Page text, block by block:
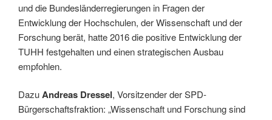
und die Bundesländerregierungen in Fragen der
Entwicklung der Hochschulen, der Wissenschaft und der
Forschung berät, hatte 2016 die positive Entwicklung der
TUHH festgehalten und einen strategischen Ausbau
empfohlen.
DazuAndreas Dressel, Vorsitzender der SPD-
Bürgerschaftsfraktion: „Wissenschaft und Forschung sind